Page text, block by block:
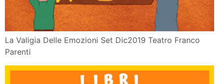
Caramel Croissant Pudding di Nigella
Torta soffice vegan al limone e semi di papavero
Ruota Emozioni Italiano